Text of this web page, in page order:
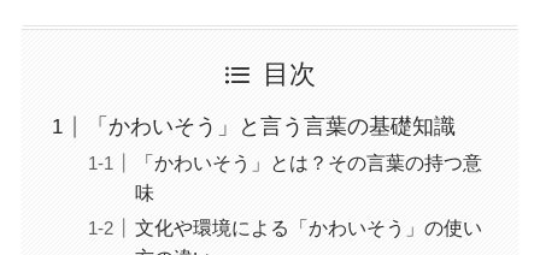
目次
「かわいそう」と言う言葉の基礎知識
「かわいそう」とは？その言葉の持つ意
味
文化や環境による「かわいそう」の使い